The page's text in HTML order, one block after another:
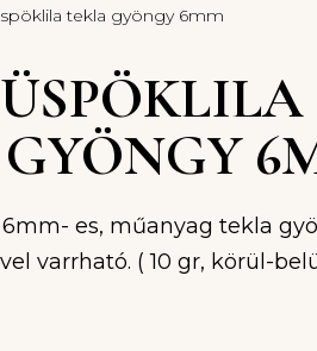
tekla gyöngy 6mm
es, műanyag tekla
varrható. ( 10 gr, körül-